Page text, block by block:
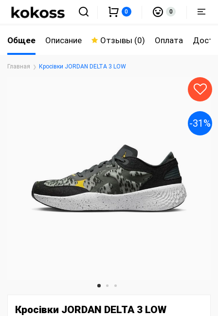
0 0
Главная Кросівки JORDAN DELTA 3 LOW
Общее Описание Отзывы (0) Оплата
-31%
Кросівки JORDAN DELTA 3 LOW